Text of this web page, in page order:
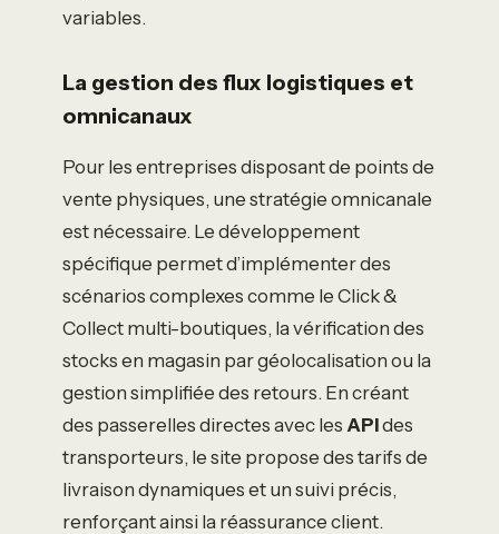
variables.
La gestion des flux logistiques et
omnicanaux
Pour les entreprises disposant de points de
vente physiques, une stratégie omnicanale
est nécessaire. Le développement
spécifique permet d’implémenter des
scénarios complexes comme le Click &
Collect multi-boutiques, la vérification des
stocks en magasin par géolocalisation ou la
gestion simplifiée des retours. En créant
des passerelles directes avec les APIdes
transporteurs, le site propose des tarifs de
livraison dynamiques et un suivi précis,
renforçant ainsi la réassurance client.